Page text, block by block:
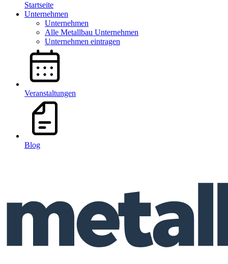
Startseite
Unternehmen
Unternehmen
Alle Metallbau Unternehmen
Unternehmen eintragen
Veranstaltungen
Blog